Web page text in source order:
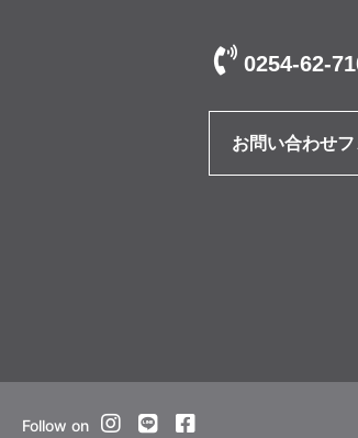
0254-62-
お問い合わせ
Follow on